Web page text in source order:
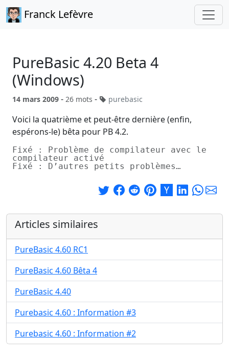
Franck Lefèvre
PureBasic 4.20 Beta 4
(Windows)
14 mars 2009 - 26 mots - purebasic
Voici la quatrième et peut-être dernière (enfin,
espérons-le) bêta pour PB 4.2.
Fixé : Problème de compilateur avec le
compilateur activé
Fixé : D’autres petits problèmes…
Articles similaires
PureBasic 4.60 RC1
PureBasic 4.60 Bêta 4
PureBasic 4.40
Purebasic 4.60 : Information #3
Purebasic 4.60 : Information #2